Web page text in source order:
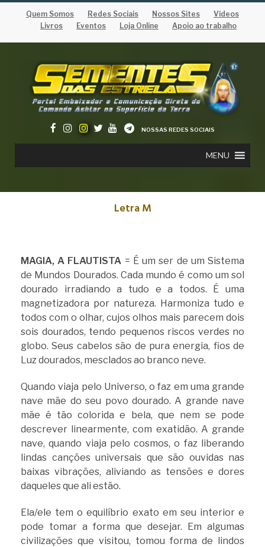
Quem Somos Redes Sociais Nossos Sites
Vídeos
Livros
Eventos Loja Online Apoio ao trabalho
NOSSAS REDES SOCIAIS
MENU
Letra M
MAGIA, A FLAUTISTA = É um ser de um Sistema
de Mundos Dourados. Cada mundo é como um sol
dourado irradiando a tudo e a todos. É uma
magnetizadora por natureza. Harmoniza tudo e
todos com o olhar, cujos olhos mais parecem dois
sois dourados, tendo pequenos riscos verdes no
globo. Seus cabelos são de pura energia, fios de
Luz dourados, mesclados ao branco neve.
Quando viaja pelo Universo, o faz em uma grande
nave mãe do seu povo dourado. A grande nave
mãe é tão colorida e bela, que nem se pode
descrever linearmente, com exatidão. A grande
nave, quando viaja pelo cosmos, o faz liberando
lindas canções universais que são ouvidas nas
baixas vibrações, aliviando as tensões e dores
daqueles que ali estão.
Ela/ele tem o equilíbrio exato em seu interior e
pode tomar a forma que desejar. Em algumas
civilizações que visitou, tomou forma de lindos